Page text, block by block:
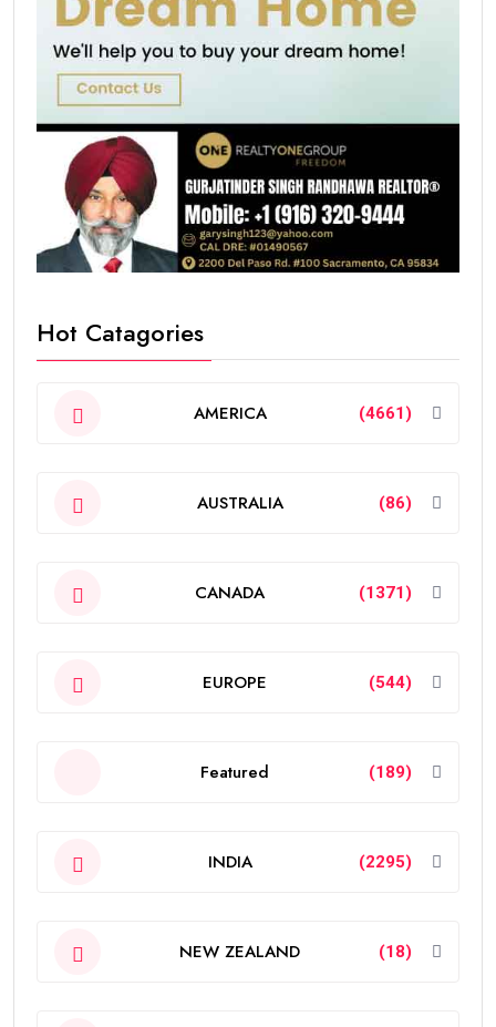
Hot Catagories
AMERICA (4661)
AUSTRALIA (86)
CANADA (1371)
EUROPE (544)
Featured (189)
INDIA (2295)
NEW ZEALAND (18)